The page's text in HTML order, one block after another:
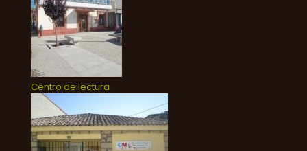
Centro de lectura